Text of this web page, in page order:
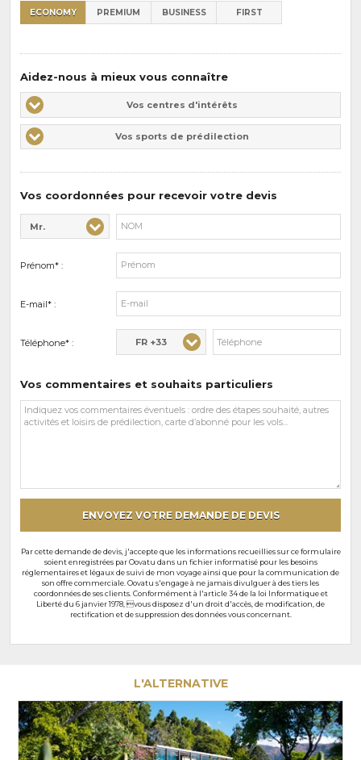
ECONOMY PREMIUM BUSINESS FIRST
Aidez-nous à mieux vous connaître
Vos
centres
d'intérêts
Vos centres d'intérêts
Vos
sports
Vos sports de prédilection
Vos coordonnées pour recevoir votre devis
Civilité* :
Mr.
Nom* :
Prénom* :
E-mail* :
Téléphone* : FR +33
Vos commentaires et souhaits particuliers
Vos
commentaires
ENVOYEZ VOTRE DEMANDE DE DEVIS
Par cette demande de devis, j'accepte que les informations recueillies sur ce formulaire
soient enregistrées par Oovatu dans un fichier informatisé pour les besoins
réglementaires et légaux de suivi de mon voyage ainsi que pour la communication de
son offre commerciale. Oovatu s'engage à ne jamais divulguer à des tiers les
coordonnées de ses clients. Conformément à l'article 34 de la loi Informatique et
Liberté du 6 janvier 1978, vous disposez d'un droit d'accès, de modification, de
rectification et de suppression des données vous concernant.
L'ALTERNATIVE